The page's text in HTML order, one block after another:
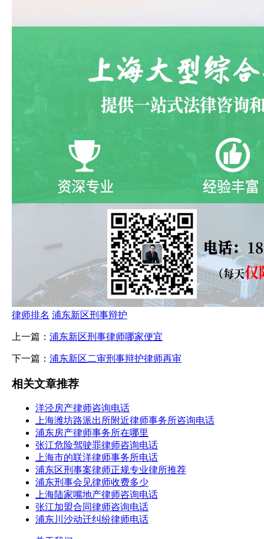
律师排名 浦东新区刑事辩护
上一篇： 浦东新区刑事律师哪家便宜
下一篇： 浦东新区二审刑事辩护律师再审
相关文章推荐
洋泾房产律师咨询电话
上海潍坊路派出所附近律师事务所咨询电话
浦东房产律师事务所在哪里
张江危险驾驶罪律师咨询电话
上海市的联洋律师事务所电话
浦东区刑事案律师正规专业律所推荐
浦东刑事会见律师收费多少
上海陆家嘴地产律师咨询电话
张江加盟合同律师咨询电话
浦东川沙动迁纠纷律师电话